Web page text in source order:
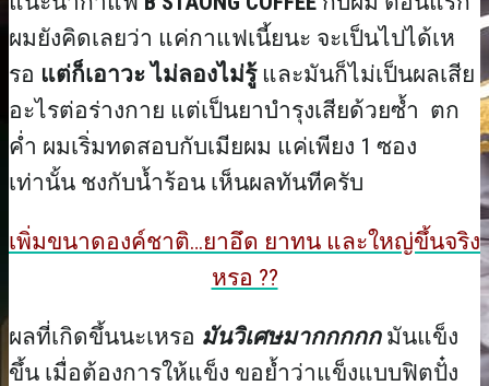
ผมยังคิดเลยว่า แค่กาแฟเนี้ยนะ จะเป็นไปได้เห
รอ แต่ก็เอาวะ ไม่ลองไม่รู้และมันก็ไม่เป็นผลเสีย
อะไรต่อร่างกาย แต่เป็นยาบำรุงเสียด้วยซ้ำ ตก
ค่ำ ผมเริ่มทดสอบกับเมียผม แค่เพียง 1 ซอง
เท่านั้น ชงกับน้ำร้อน เห็นผลทันทีครับ
เพิ่มขนาดองค์ชาติ…ยาอึด ยาทน และใหญ่ขึ้นจริง
หรอ ??
ผลที่เกิดขึ้นนะเหรอ มันวิเศษมากกกกก มันแข็ง
ขึ้น เมื่อต้องการให้แข็ง ขอย้ำว่าแข็งแบบฟิตปั๋ง